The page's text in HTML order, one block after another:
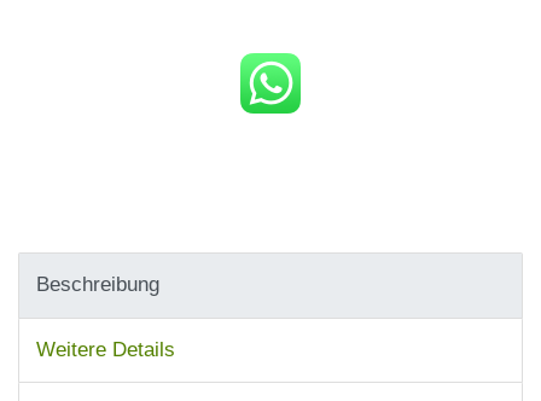
Beschreibung
Weitere Details